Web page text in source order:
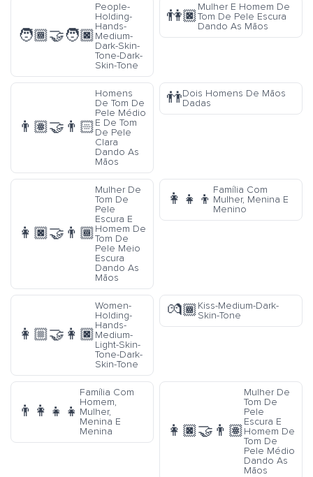
🧑🏾‍🤝‍🧑🏿
People-
Holding-
Hands-
Medium-
Dark-Skin-
Tone-Dark-
Skin-Tone
👫🏿
Mulher E Homem De
Tom De Pele Escura
Dando As Mãos
👨🏽‍🤝‍👨🏻
Homens
De Tom De
Pele Médio
E De Tom
De Pele
Clara
Dando As
Mãos
👬Dois Homens De Mãos
Dadas
👩🏿‍🤝‍👨🏾
Mulher De
Tom De
Pele
Escura E
Homem De
Tom De
Pele Meio
Escura
Dando As
Mãos
👩‍👧‍👦
Família Com
Mulher, Menina E
Menino
👩🏼‍🤝‍👩🏿
Women-
Holding-
Hands-
Medium-
Light-Skin-
Tone-Dark-
Skin-Tone
💏🏾Kiss-Medium-Dark-
Skin-Tone
👨‍👩‍👧‍👧
Família Com
Homem,
Mulher,
Menina E
Menina
👩🏿‍🤝‍👨🏽
Mulher De
Tom De
Pele
Escura E
Homem De
Tom De
Pele Médio
Dando As
Mãos